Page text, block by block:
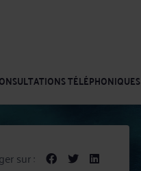
TÉLÉPHONIQUES
sur :